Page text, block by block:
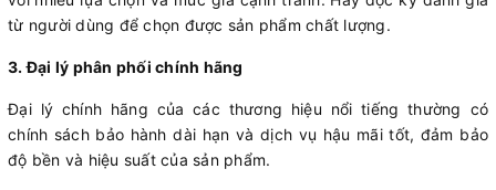
từ người dùng để chọn được sản phẩm chất lượng.
3. Đại lý phân phối chính hãng
Đại lý chính hãng của các thương hiệu nổi tiếng thường có
chính sách bảo hành dài hạn và dịch vụ hậu mãi tốt, đảm bảo
độ bền và hiệu suất của sản phẩm.